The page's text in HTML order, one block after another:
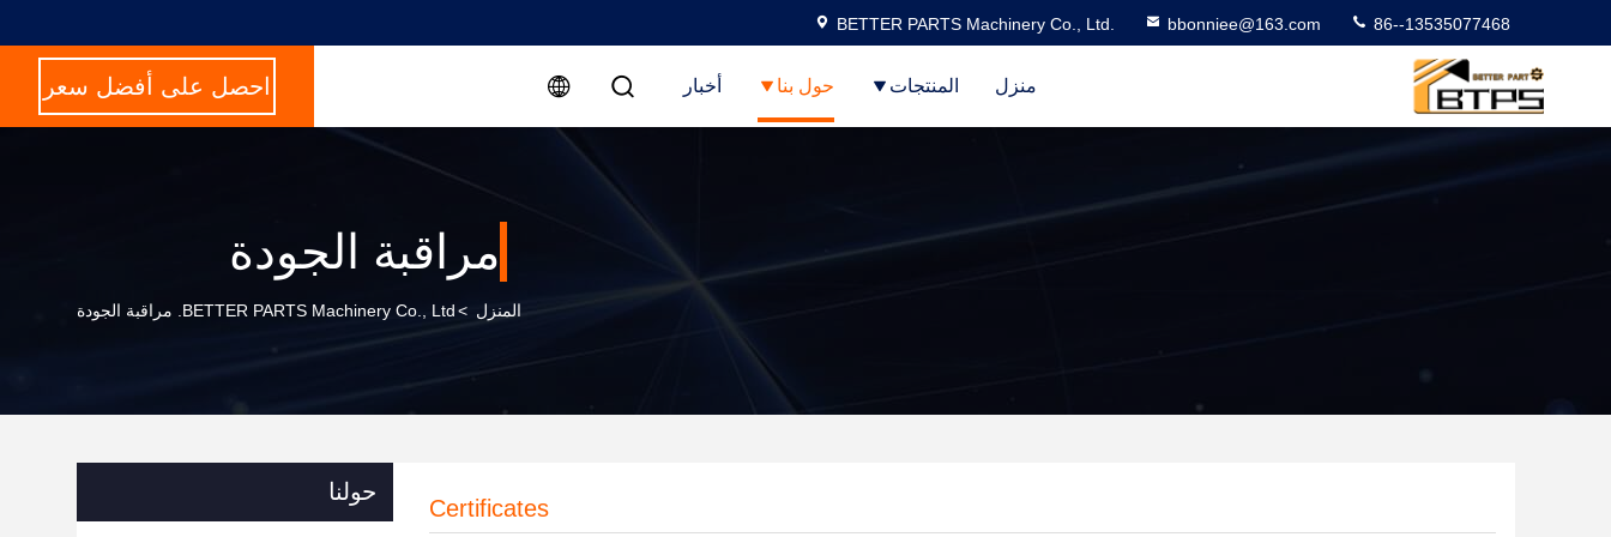
BETTER PARTS Machinery Co., Ltd. bbonniee@163.com 86--13535077468
منزل المنتجات حول بنا أخبار احصل على أفضل سعر
مراقبة الجودة
المنزل >BETTER PARTS Machinery Co., Ltd. مراقبة الجودة
Certificates
حولنا